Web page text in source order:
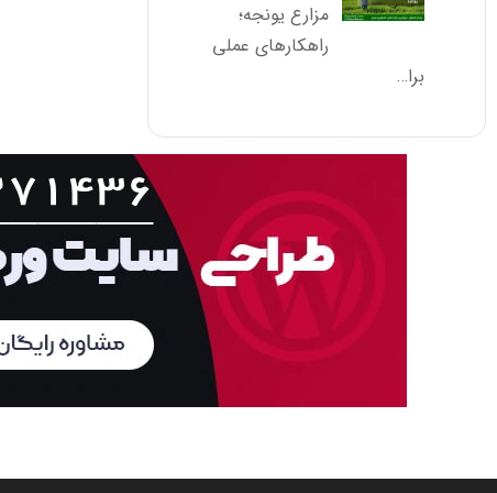
مزارع یونجه؛
راهکارهای عملی
برا…